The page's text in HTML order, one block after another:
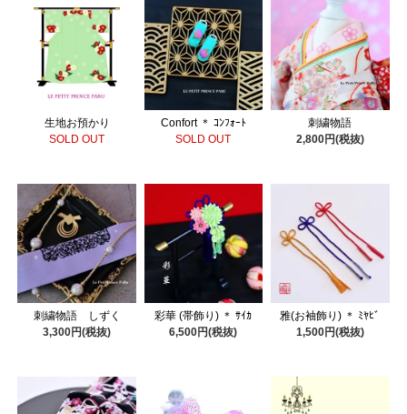
生地お預かり
SOLD OUT
Confort ＊ ｺﾝﾌｫｰﾄ
SOLD OUT
刺繍物語
2,800円(税抜)
刺繍物語 しずく
3,300円(税抜)
彩華 (帯飾り) ＊ ｻｲｶ
6,500円(税抜)
雅(お袖飾り) ＊ ﾐﾔﾋﾞ
1,500円(税抜)